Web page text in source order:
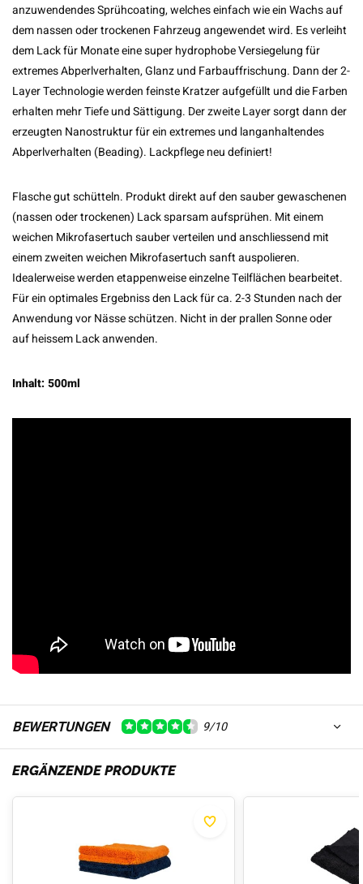
anzuwendendes Sprühcoating, welches einfach wie ein Wachs auf
dem nassen oder trockenen Fahrzeug angewendet wird. Es verleiht
dem Lack für Monate eine super hydrophobe Versiegelung für
extremes Abperlverhalten, Glanz und Farbauffrischung. Dann der 2-
Layer Technologie werden feinste Kratzer aufgefüllt und die Farben
erhalten mehr Tiefe und Sättigung. Der zweite Layer sorgt dann der
erzeugten Nanostruktur für ein extremes und langanhaltendes
Abperlverhalten (Beading). Lackpflege neu definiert!
Flasche gut schütteln. Produkt direkt auf den sauber gewaschenen
(nassen oder trockenen) Lack sparsam aufsprühen. Mit einem
weichen Mikrofasertuch sauber verteilen und anschliessend mit
einem zweiten weichen Mikrofasertuch sanft auspolieren.
Idealerweise werden etappenweise einzelne Teilflächen bearbeitet.
Für ein optimales Ergebniss den Lack für ca. 2-3 Stunden nach der
Anwendung vor Nässe schützen. Nicht in der prallen Sonne oder
auf heissem Lack anwenden.
Inhalt: 500ml
BEWERTUNGEN 9/10
ERGÄNZENDE PRODUKTE